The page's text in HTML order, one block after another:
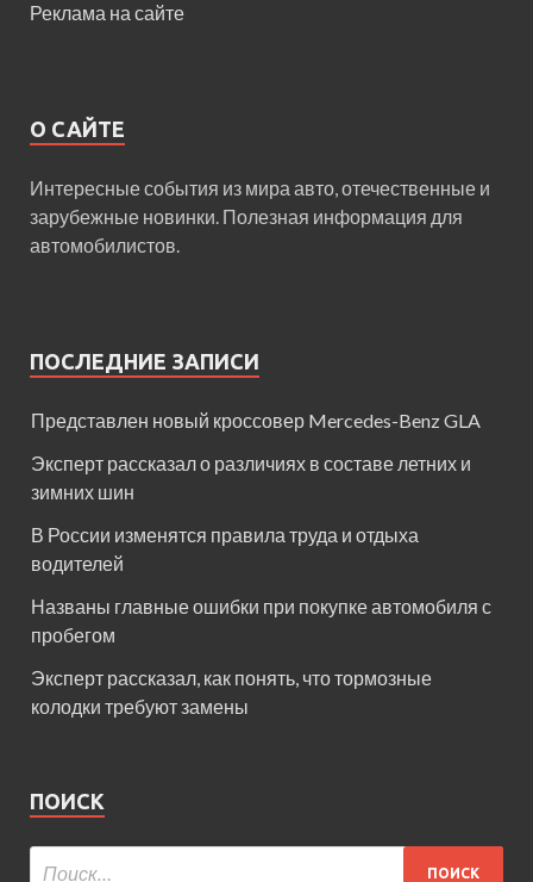
Реклама на сайте
О САЙТЕ
Интересные события из мира авто, отечественные и
зарубежные новинки. Полезная информация для
автомобилистов.
ПОСЛЕДНИЕ ЗАПИСИ
Представлен новый кроссовер Mercedes-Benz GLA
Эксперт рассказал о различиях в составе летних и
зимних шин
В России изменятся правила труда и отдыха
водителей
Названы главные ошибки при покупке автомобиля с
пробегом
Эксперт рассказал, как понять, что тормозные
колодки требуют замены
ПОИСК